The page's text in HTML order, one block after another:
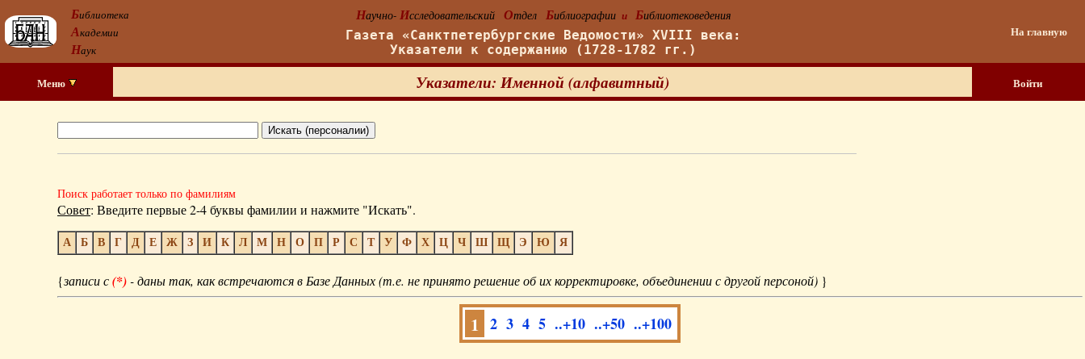
Библиотека
Академии
Наук
Научно- Исследовательский Отдел Библиографии и Библиотековедения
Газета «Санктпетербургские Ведомости» XVIII века:
Указатели к содержанию (1728-1782 гг.)
На главную
Меню Указатели: Именной (алфавитный) Войти
Поиск работает только по фамилиям
Совет: Введите первые 2-4 буквы фамилии и нажмите "Искать".
А Б В Г Д Е Ж З И К Л М Н О П Р С Т У Ф Х Ц Ч Ш Щ Э Ю Я
{записи с(*)- даны так, как встречаются в Базе Данных (т.е. не принято решение об их корректировке, объединении с другой персоной) }
1 2 3 4 5 ..+10 ..+50 ..+100